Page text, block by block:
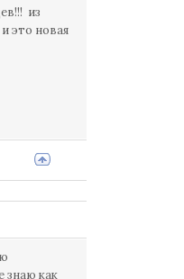
из
это новая
знаю как